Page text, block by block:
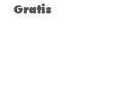
Gratis